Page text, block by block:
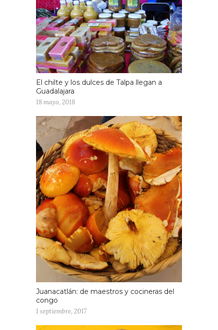
El chilte y los dulces de Talpa llegan a
Guadalajara
18 mayo, 2018
Juanacatlán: de maestros y cocineras del
congo
1 septiembre, 2017